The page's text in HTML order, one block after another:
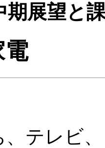
期展望と
電
、テレビ